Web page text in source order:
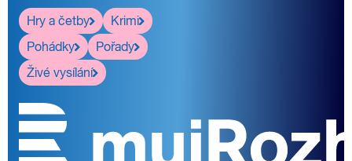
Hry a četby
Krimi
Pohádky
Pořady
Živé vysílání